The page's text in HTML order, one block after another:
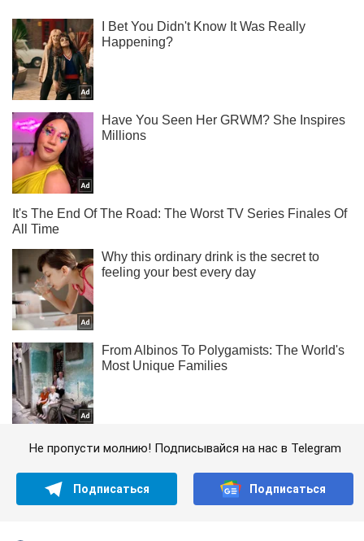
Не пропусти молнию! Подписывайся на нас в Telegram
Подписаться Подписаться